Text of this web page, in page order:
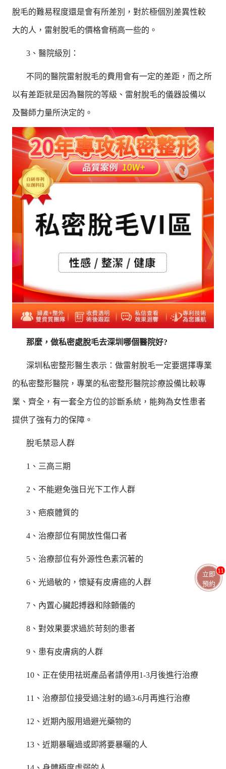
脫毛的難易程度還是會有所差別，對於極個別差異性較
大的人，雷射脫毛的價格會稍高一些的。
3、醫院級別：
不同的醫院雷射脫毛的費用會有一定的差距，而之所
以有差距就是因為醫院的等級、雷射脫毛的儀器設備以
及醫師力量所決定的。
那麼，做私密處脫毛去深圳哪個醫院好?
深圳私密整形醫生表示：做雷射脫毛一定要選擇專業
的私密整形醫院，專業的私密整形醫院診療設備比較專
業、齊全，有一套全方位的診斷系統，能夠為女性患者
提供了強有力的保障。
脫毛禁忌人群
1、三高三期
2、不能避免強日光下工作人群
3、疤痕體質的
4、治療部位有開放性傷口者
5、治療部位有外源性色素沉著的
6、光過敏的，懷疑有皮膚癌的人群
7、內置心臟起搏器和除顫儀的
8、對效果要求過於苛刻的患者
9、患有皮膚病的人群
10、正在使用祛斑產品者請停用1-3月後進行治療
11、治療部位接受過注射的過3-6月再進行治療
12、近期內服用過避光藥物的
13、近期暴曬過或即將要暴曬的人
立即
預約
11